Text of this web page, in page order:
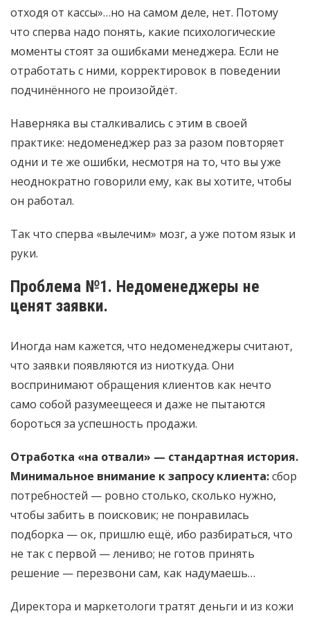
отходя от кассы»…но на самом деле, нет. Потому
что сперва надо понять, какие психологические
моменты стоят за ошибками менеджера. Если не
отработать с ними, корректировок в поведении
подчинённого не произойдёт.
Наверняка вы сталкивались с этим в своей
практике: недоменеджер раз за разом повторяет
одни и те же ошибки, несмотря на то, что вы уже
неоднократно говорили ему, как вы хотите, чтобы
он работал.
Так что сперва «вылечим» мозг, а уже потом язык и
руки.
Проблема №1. Недоменеджеры не
ценят заявки.
Иногда нам кажется, что недоменеджеры считают,
что заявки появляются из ниоткуда. Они
воспринимают обращения клиентов как нечто
само собой разумеещееся и даже не пытаются
бороться за успешность продажи.
Отработка «на отвали» — стандартная история.
Минимальное внимание к запросу клиента:сбор
потребностей — ровно столько, сколько нужно,
чтобы забить в поисковик; не понравилась
подборка — ок, пришлю ещё, ибо разбираться, что
не так с первой — лениво; не готов принять
решение — перезвони сам, как надумаешь…
Директора и маркетологи тратят деньги и из кожи